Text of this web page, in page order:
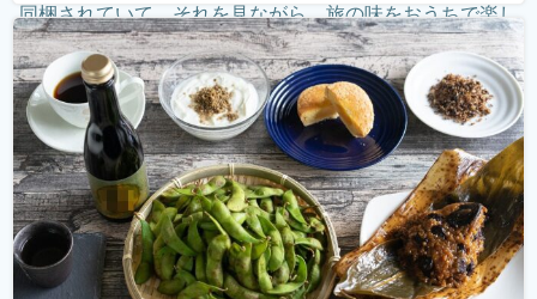
同梱されていて、それを見ながら、旅の味をおうちで楽し
む。そしてオンラインでつないで、旅のナビゲーターから
現地案内。 その11月1日開催...続きを読む